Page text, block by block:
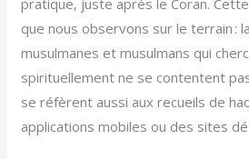
que nous observons sur le terrain :
musulmanes et musulmans qui
spirituellement ne se contentent
se réfèrent aussi aux recueils de
applications mobiles ou des sites